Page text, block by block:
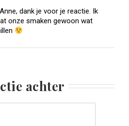
dank je voor je reactie. Ik
onze smaken gewoon wat
achter